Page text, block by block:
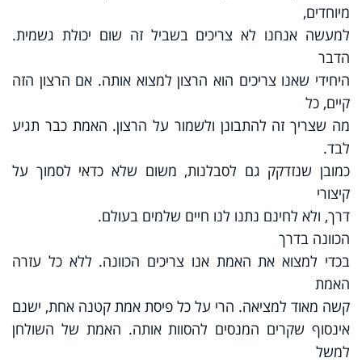
מיוחדים,
למעשה אנחנו לא צריכים בשביל זה שום יכולת גשמית.
הדבר
היחידי שאנו צריכים הוא הרצון למצוא אותה. אם הרצון הזה
קיים, כל
מה שצריך זה להתבונן ולשמור על הרצון. האמת כבר תגיע
לבד.
כמובן שנזדקק גם לסבלנות, משום שלא כדאי לסמוך על
קיצורי
דרך, ולא לחינם נתנו לנו חיים שלמים בעולם.
הכוונה בדרך
בכדי למצוא את האמת אנו צריכים הכוונה. ללא כל עזרה
האמת
קשה מאוד למציאה. הרי על כל פיסת אמת קטנה אחת, ישנם
אינסוף שקרים המנסים להסוות אותה. האמת של השולחן
למשל